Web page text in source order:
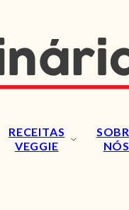
RECEITAS
VEGGIE
NÓS